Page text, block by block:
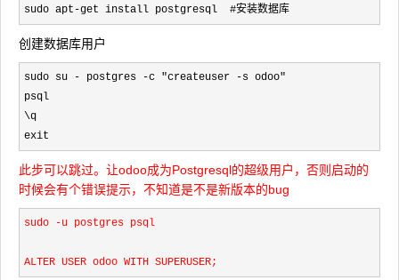
sudo apt-get install postgresql  #安装数据库
创建数据库用户
sudo su - postgres -c "createuser -s odoo"
psql
\q
exit
此步可以跳过。让odoo成为Postgresql的超级用户，否则启动的
时候会有个错误提示，不知道是不是新版本的bug
sudo -u postgres psql
ALTER USER odoo WITH SUPERUSER;